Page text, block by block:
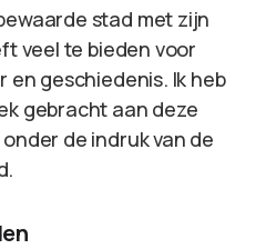
stad met zijn
veel te bieden voor
en geschiedenis. Ik heb
gebracht aan deze
de indruk van de